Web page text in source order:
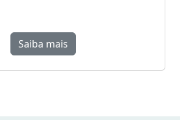
Saiba mais